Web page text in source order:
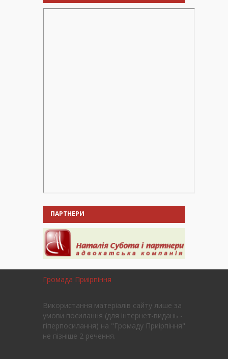
ПАРТНЕРИ
Громада Приірпіння
Використання матеріалів сайту лише за
умови посилання (для інтернет-видань -
гіперпосилання) на "Громаду Приірпіння"
не пізніше 2 речення.